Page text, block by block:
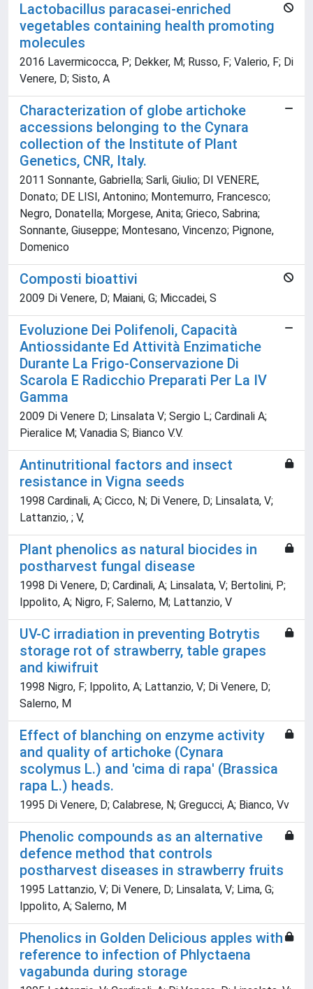
Lactobacillus paracasei-enriched
vegetables containing health promoting
molecules
2016 Lavermicocca, P; Dekker, M; Russo, F; Valerio, F; Di
Venere, D; Sisto, A
Characterization of globe artichoke
accessions belonging to the Cynara
collection of the Institute of Plant
Genetics, CNR, Italy.
2011 Sonnante, Gabriella; Sarli, Giulio; DI VENERE,
Donato; DE LISI, Antonino; Montemurro, Francesco;
Negro, Donatella; Morgese, Anita; Grieco, Sabrina;
Sonnante, Giuseppe; Montesano, Vincenzo; Pignone,
Domenico
Composti bioattivi
2009 Di Venere, D; Maiani, G; Miccadei, S
Evoluzione Dei Polifenoli, Capacità
Antiossidante Ed Attività Enzimatiche
Durante La Frigo-Conservazione Di
Scarola E Radicchio Preparati Per La IV
Gamma
2009 Di Venere D; Linsalata V; Sergio L; Cardinali A;
Pieralice M; Vanadia S; Bianco V.V.
Antinutritional factors and insect
resistance in Vigna seeds
1998 Cardinali, A; Cicco, N; Di Venere, D; Linsalata, V;
Lattanzio, ; V,
Plant phenolics as natural biocides in
postharvest fungal disease
1998 Di Venere, D; Cardinali, A; Linsalata, V; Bertolini, P;
Ippolito, A; Nigro, F; Salerno, M; Lattanzio, V
UV-C irradiation in preventing Botrytis
storage rot of strawberry, table grapes
and kiwifruit
1998 Nigro, F; Ippolito, A; Lattanzio, V; Di Venere, D;
Salerno, M
Effect of blanching on enzyme activity
and quality of artichoke (Cynara
scolymus L.) and 'cima di rapa' (Brassica
rapa L.) heads.
1995 Di Venere, D; Calabrese, N; Gregucci, A; Bianco, Vv
Phenolic compounds as an alternative
defence method that controls
postharvest diseases in strawberry fruits
1995 Lattanzio, V; Di Venere, D; Linsalata, V; Lima, G;
Ippolito, A; Salerno, M
Phenolics in Golden Delicious apples with
reference to infection of Phlyctaena
vagabunda during storage